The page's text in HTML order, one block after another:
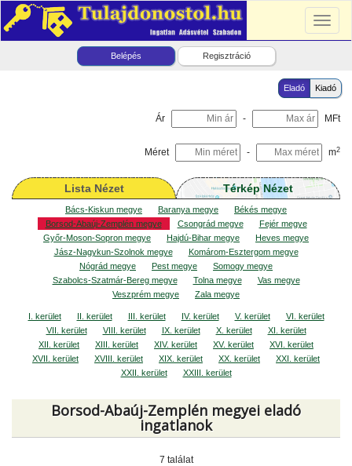
Belépés Regisztráció
Eladó Kiadó
Ár - MFt
Méret - m2
Lista Nézet Térkép Nézet
Bács-Kiskun megye Baranya megye
Békés megye
Borsod-Abaúj-Zemplén megye
Csongrád megye
Fejér megye
Győr-Moson-Sopron megye
Hajdú-Bihar megye
Heves megye
Jász-Nagykun-Szolnok megye
Komárom-Esztergom megye
Nógrád megye
Pest megye
Somogy megye
Szabolcs-Szatmár-Bereg megye
Tolna megye
Vas megye
Veszprém megye
Zala megye
I. kerület II. kerület III. kerület IV. kerület V. kerület
VI. kerület
VII. kerület
VIII. kerület IX. kerület X. kerület
XI. kerület
XII. kerület
XIII. kerület XIV. kerület XV. kerület
XVI. kerület
XVII. kerület
XVIII. kerület XIX. kerület XX. kerület
XXI. kerület
XXII. kerület
XXIII. kerület
Borsod-Abaúj-Zemplén megyei eladó
ingatlanok
7 találat